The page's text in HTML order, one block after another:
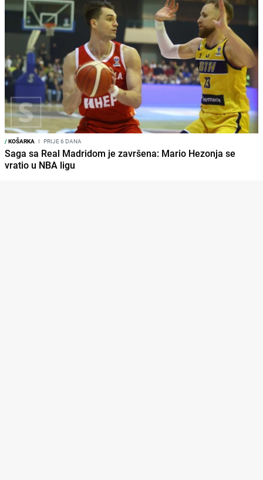
/KOŠARKA I PRIJE 6 DANA
Saga sa Real Madridom je završena: Mario Hezonja se
vratio u NBA ligu